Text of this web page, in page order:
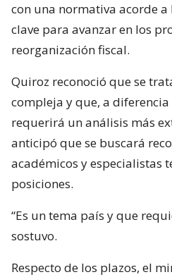
con una normativa acorde
clave para avanzar en los
reorganización fiscal.
Quiroz reconoció que se
compleja y que, a
requerirá un análisis más
anticipó que se buscará
académicos y especialistas
posiciones.
“Es un tema país y que
sostuvo.
Respecto de los plazos, el